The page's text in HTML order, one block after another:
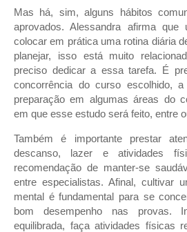
Mas há, sim, alguns hábitos
aprovados. Alessandra afirma
colocar em prática uma rotina diária
planejar, isso está muito
preciso dedicar a essa tarefa. É
concorrência do curso escolhido,
preparação em algumas áreas do
em que esse estudo será feito, entre
Também é importante prestar
descanso, lazer e atividades
recomendação de manter-se
entre especialistas. Afinal, cultivar
mental é fundamental para se
bom desempenho nas provas.
equilibrada, faça atividades físicas